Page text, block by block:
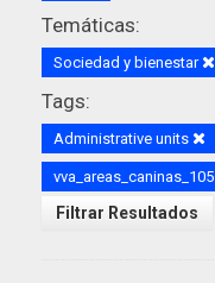
Temáticas:
Sociedad y bienestar
Tags:
Administrative units
vva_areas_caninas_105
Filtrar Resultados